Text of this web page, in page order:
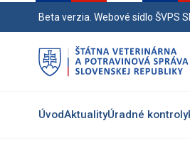
Beta verzia. Webové sídlo ŠVPS
ÚvodAktualityÚradné kontroly